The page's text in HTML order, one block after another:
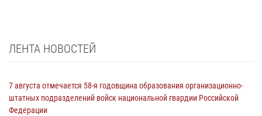
ЛЕНТА НОВОСТЕЙ
7 августа отмечается 58-я годовщина образования организационно-
штатных подразделений войск национальной гвардии Российской
Федерации